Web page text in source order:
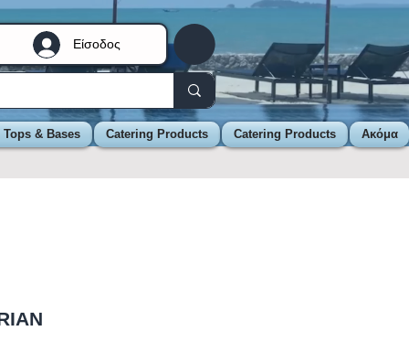
Είσοδος
Tops & Bases Catering Products Catering Products Ακόμα